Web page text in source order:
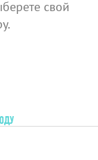
свой